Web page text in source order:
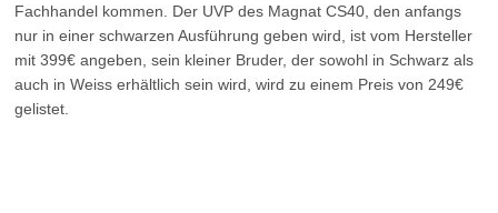
Fachhandel kommen. Der UVP des Magnat CS40, den anfangs
nur in einer schwarzen Ausführung geben wird, ist vom Hersteller
mit 399€ angeben, sein kleiner Bruder, der sowohl in Schwarz als
auch in Weiss erhältlich sein wird, wird zu einem Preis von 249€
gelistet.